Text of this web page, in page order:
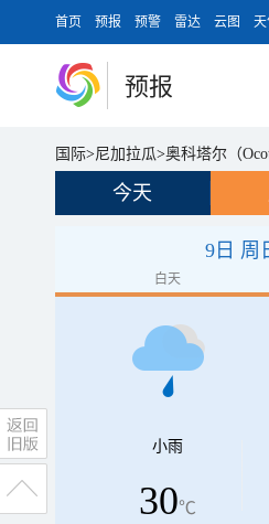
首页 预报 预警 雷达 云图 天
预报
国际>尼加拉瓜>奥科塔尔（
今天
9日 周
白天
小雨
30℃